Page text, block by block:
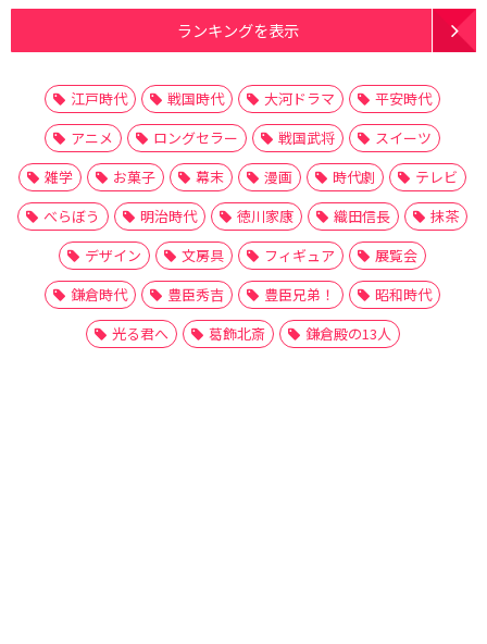
ランキングを表示
江戸時代 戦国時代 大河ドラマ
平安時代
アニメ
ロングセラー 戦国武将
スイーツ
雑学
お菓子 幕末 漫画 時代劇
テレビ
べらぼう
明治時代 徳川家康 織田信長
抹茶
デザイン
文房具 フィギュア
展覧会
鎌倉時代
豊臣秀吉 豊臣兄弟！
昭和時代
光る君へ
葛飾北斎 鎌倉殿の13人